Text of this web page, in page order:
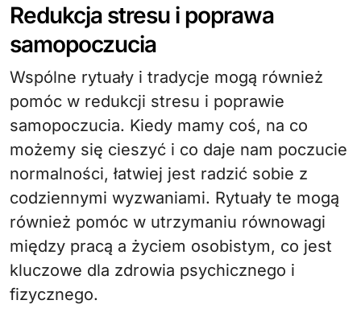
Redukcja stresu i poprawa
samopoczucia
Wspólne rytuały i tradycje mogą również
pomóc w redukcji stresu i poprawie
samopoczucia. Kiedy mamy coś, na co
możemy się cieszyć i co daje nam poczucie
normalności, łatwiej jest radzić sobie z
codziennymi wyzwaniami. Rytuały te mogą
również pomóc w utrzymaniu równowagi
między pracą a życiem osobistym, co jest
kluczowe dla zdrowia psychicznego i
fizycznego.